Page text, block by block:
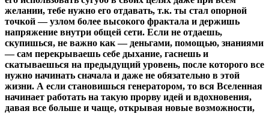
желании, тебе нужно его отдавать, т.к. ты стал опорной
точкой — узлом более высокого фрактала и держишь
напряжение внутри общей сети. Если не отдаешь,
скупишься, не важно как — деньгами, помощью, знаниями
— сам перекрываешь себе дыхание, гаснешь и
скатываешься на предыдущий уровень, после которого все
нужно начинать сначала и даже не обязательно в этой
жизни. А если становишься генератором, то вся Вселенная
начинает работать на такую прорву идей и вдохновения,
давая все больше и чаще, открывая новые возможности,